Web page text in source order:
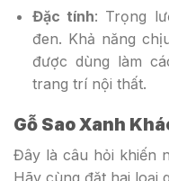
Đặc tính: Trọng
đen. Khả năng
được dùng làm
trang trí nội thất.
Gỗ Sao Xanh
Đây là câu hỏi khiến